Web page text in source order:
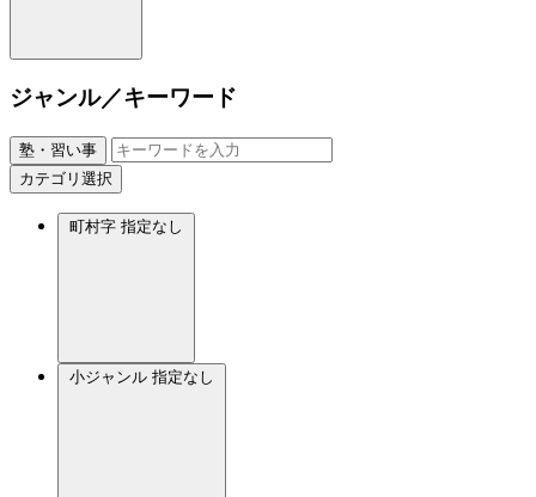
ジャンル／キーワード
塾・習い事
カテゴリ選択
町村字 指定なし
小ジャンル 指定なし